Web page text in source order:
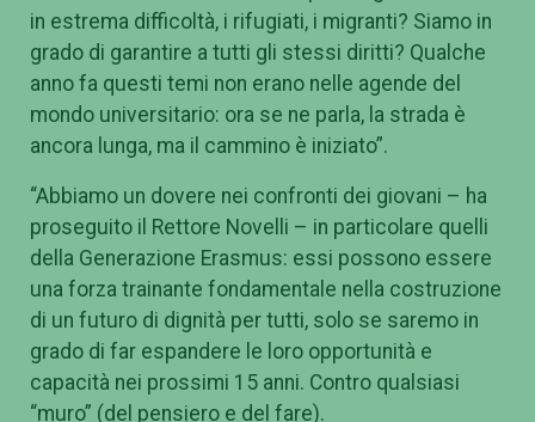
sui cui oggi si discute, ad esempio, il concetto di
‘education for all’. Ma a chi ci riferiamo? A studenti
con disabilità? A studenti che provengono da Paesi
in estrema difficoltà, i rifugiati, i migranti? Siamo in
grado di garantire a tutti gli stessi diritti? Qualche
mondo universitario: ora se ne parla, la strada è
ancora lunga, ma il cammino è iniziato”.
“Abbiamo un dovere nei confronti dei giovani – ha
proseguito il Rettore Novelli – in particolare quelli
della Generazione Erasmus: essi possono essere
una forza trainante fondamentale nella costruzione
di un futuro di dignità per tutti, solo se saremo in